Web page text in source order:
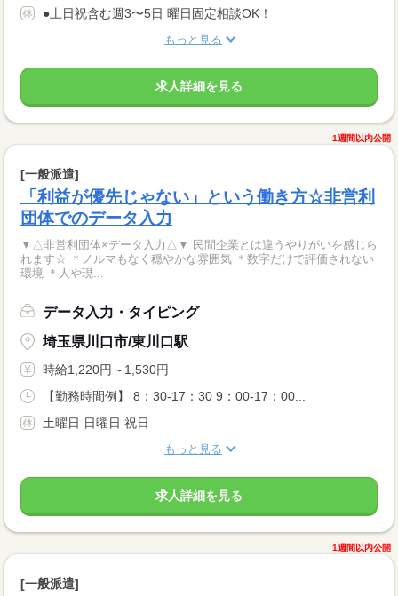
●土日祝含む週3〜5日 曜日固定相談OK！
もっと見る
求人詳細を見る
1週間以内公開
[一般派遣]
「利益が優先じゃない」という働き方☆非営利
団体でのデータ入力
▼△非営利団体×データ入力△▼ 民間企業とは違うやりがいを感じら
れます☆ ＊ノルマもなく穏やかな雰囲気 ＊数字だけで評価されない
環境 ＊人や現...
データ入力・タイピング
埼玉県川口市/東川口駅
時給1,220円～1,530円
【勤務時間例】 8：30-17：30 9：00-17：00...
土曜日 日曜日 祝日
もっと見る
求人詳細を見る
1週間以内公開
[一般派遣]